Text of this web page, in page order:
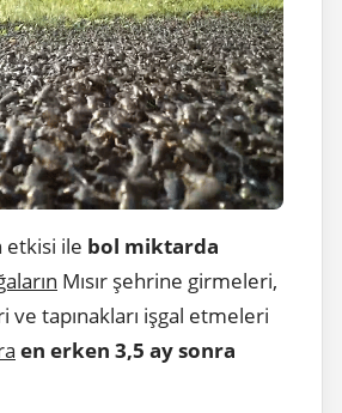
etkisi ile bol miktarda
Mısır şehrine girmeleri,
ve tapınakları işgal etmeleri
en erken 3,5 ay sonra